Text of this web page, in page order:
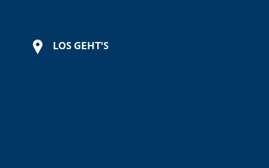
LOS GEHT'S